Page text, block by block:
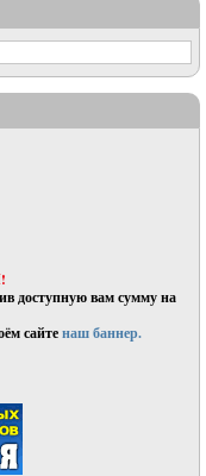
доступную вам сумму на
сайтенаш баннер.